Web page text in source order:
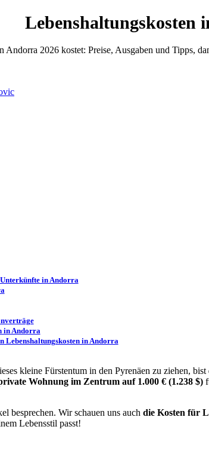
Lebenshaltungskosten
Andorra 2026 kostet: Preise, Ausgaben und Tipps,
in Andorra
in Andorra
Lebenshaltungskosten in Andorra
kleine Fürstentum in den Pyrenäen zu ziehen,
Wohnung im Zentrum auf 1.000 € (1.238 $)
besprechen. Wir schauen uns auch die Kosten für
Lebensstil passt!